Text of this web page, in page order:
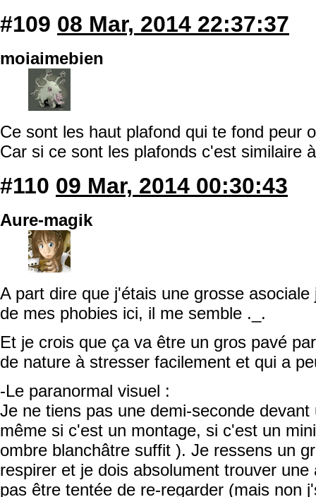
#109 08 Mar, 2014 22:37:37
moiaimebien
Ce sont les haut plafond qui te fond peur
Car si ce sont les plafonds c'est similaire
#110 09 Mar, 2014 00:30:43
Aure-magik
A part dire que j'étais une grosse
de mes phobies ici, il me semble ._.
Et je crois que ça va être un gros pavé
de nature à stresser facilement et qui a
-Le paranormal visuel :
Je ne tiens pas une demi-seconde
même si c'est un montage, si c'est un
ombre blanchâtre suffit ). Je ressens un
respirer et je dois absolument trouver
pas être tentée de re-regarder (mais non